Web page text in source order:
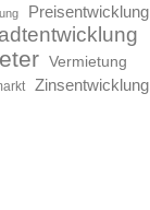
Preisentwicklung
Vermietung
Zinsentwicklung